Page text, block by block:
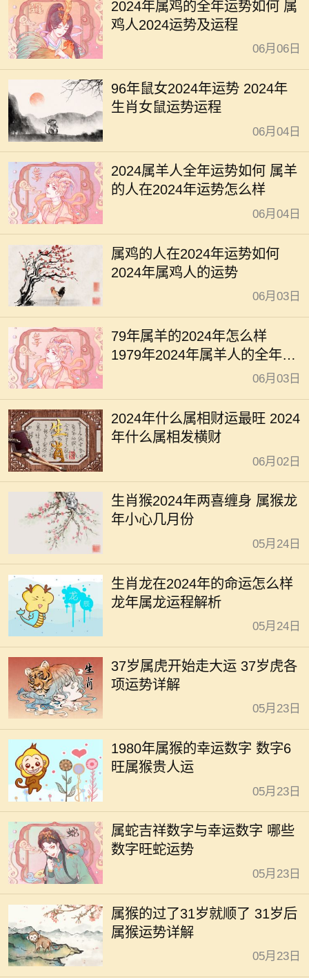
2024年属鸡的全年运势如何 属
鸡人2024运势及运程
06月06日
96年鼠女2024年运势 2024年
生肖女鼠运势运程
06月04日
2024属羊人全年运势如何 属羊
的人在2024年运势怎么样
06月04日
属鸡的人在2024年运势如何
2024年属鸡人的运势
06月03日
79年属羊的2024年怎么样
1979年2024年属羊人的全年运
06月03日
2024年什么属相财运最旺 2024
年什么属相发横财
06月02日
生肖猴2024年两喜缠身 属猴龙
年小心几月份
05月24日
生肖龙在2024年的命运怎么样
龙年属龙运程解析
05月24日
37岁属虎开始走大运 37岁虎各
项运势详解
05月23日
1980年属猴的幸运数字 数字6
旺属猴贵人运
05月23日
属蛇吉祥数字与幸运数字 哪些
数字旺蛇运势
05月23日
属猴的过了31岁就顺了 31岁后
属猴运势详解
05月23日